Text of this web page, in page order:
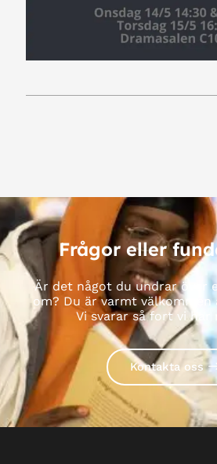
Frågor eller
Är det något du undrar över
om? Du är varmt
Vi svarar så fort vi har
Kontakta oss